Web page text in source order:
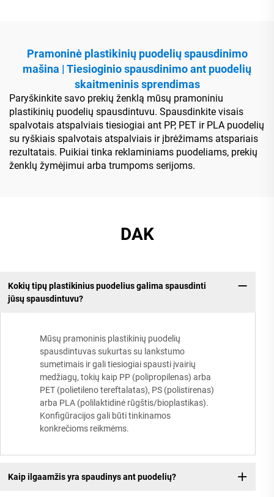
Pramoninė plastikinių puodelių spausdinimo
mašina | Tiesioginio spausdinimo ant puodelių
skaitmeninis sprendimas
Paryškinkite savo prekių ženklą mūsų pramoniniu
plastikinių puodelių spausdintuvu. Spausdinkite visais
spalvotais atspalviais tiesiogiai ant PP, PET ir PLA puodelių
su ryškiais spalvotais atspalviais ir įbrėžimams atspariais
rezultatais. Puikiai tinka reklaminiams puodeliams, prekių
ženklų žymėjimui arba trumpoms serijoms.
DAK
Kokių tipų plastikinius puodelius galima spausdinti
jūsų spausdintuvu?
Mūsų pramoninis plastikinių puodelių
spausdintuvas sukurtas su lankstumo
sumetimais ir gali tiesiogiai spausti įvairių
medžiagų, tokių kaip PP (polipropilenas) arba
PET (polietileno tereftalatas), PS (polistirenas)
arba PLA (polilaktidinė rūgštis/bioplastikas).
Konfigūracijos gali būti tinkinamos
konkrečioms reikmėms.
Kaip ilgaamžis yra spaudinys ant puodelių?